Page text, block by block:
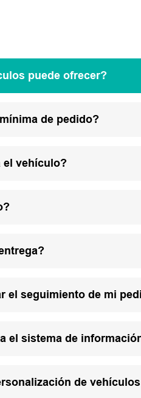
puede ofrecer?
de pedido?
el vehículo?
el seguimiento de mi
el sistema de
de